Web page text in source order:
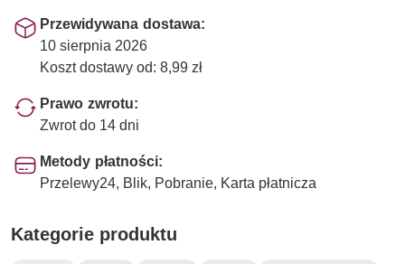
Przewidywana dostawa:
10 sierpnia 2026
Koszt dostawy od: 8,99 zł
Prawo zwrotu:
Zwrot do 14 dni
Metody płatności:
Przelewy24, Blik, Pobranie, Karta płatnicza
Kategorie produktu